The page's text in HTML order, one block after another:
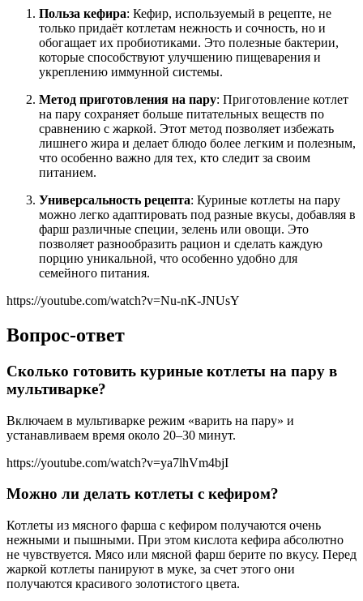
Польза кефира: Кефир, используемый в рецепте, не
только придаёт котлетам нежность и сочность, но и
обогащает их пробиотиками. Это полезные бактерии,
которые способствуют улучшению пищеварения и
укреплению иммунной системы.
Метод приготовления на пару: Приготовление котлет
на пару сохраняет больше питательных веществ по
сравнению с жаркой. Этот метод позволяет избежать
лишнего жира и делает блюдо более легким и полезным,
что особенно важно для тех, кто следит за своим
питанием.
Универсальность рецепта: Куриные котлеты на пару
можно легко адаптировать под разные вкусы, добавляя в
фарш различные специи, зелень или овощи. Это
позволяет разнообразить рацион и сделать каждую
порцию уникальной, что особенно удобно для
семейного питания.
https://youtube.com/watch?v=Nu-nK-JNUsY
Вопрос-ответ
Сколько готовить куриные котлеты на пару в
мультиварке?
Включаем в мультиварке режим «варить на пару» и
устанавливаем время около 20–30 минут.
https://youtube.com/watch?v=ya7lhVm4bjI
Можно ли делать котлеты с кефиром?
Котлеты из мясного фарша с кефиром получаются очень
нежными и пышными. При этом кислота кефира абсолютно
не чувствуется. Мясо или мясной фарш берите по вкусу. Перед
жаркой котлеты панируют в муке, за счет этого они
получаются красивого золотистого цвета.